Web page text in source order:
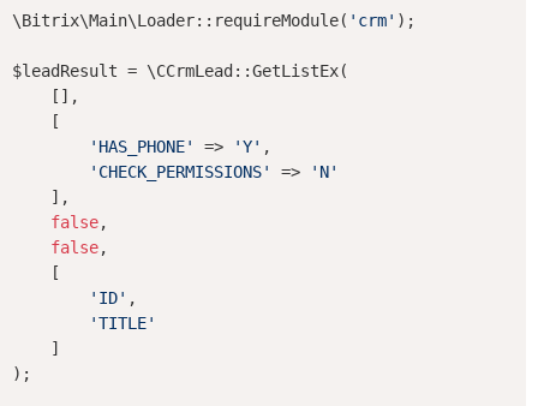
\Bitrix\Main\Loader::requireModule( 'crm' );
$leadResult = \CCrmLead::GetListEx(
    [],
    [
'HAS_PHONE'
=> 'Y' ,
'CHECK_PERMISSIONS'
=>
'N'
    ],
false,
false,
    [
'ID' ,
'TITLE'
    ]
);